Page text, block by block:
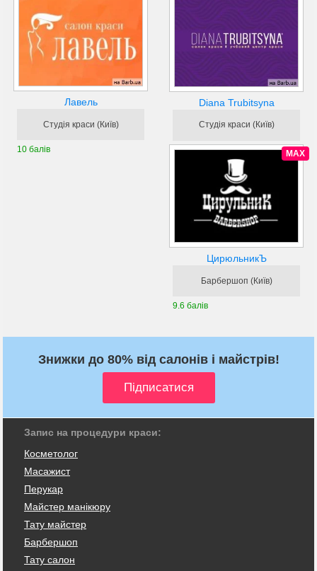
Лавель
Студія краси (Київ)
10 балів
Diana Trubitsyna
Студія краси (Київ)
MAX
ЦирюльникЪ
Барбершоп (Київ)
9.6 балів
Знижки до 80% від салонів і майстрів!
Запис на процедури краси:
Косметолог
Масажист
Перукар
Майстер манікюру
Тату майстер
Барбершоп
Тату салон